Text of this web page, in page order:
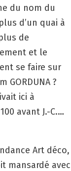
du nom du
d’un quai à
de
et le
se faire sur
GORDUNA ?
ici à
avant J.-C.…
Art déco,
mansardé avec